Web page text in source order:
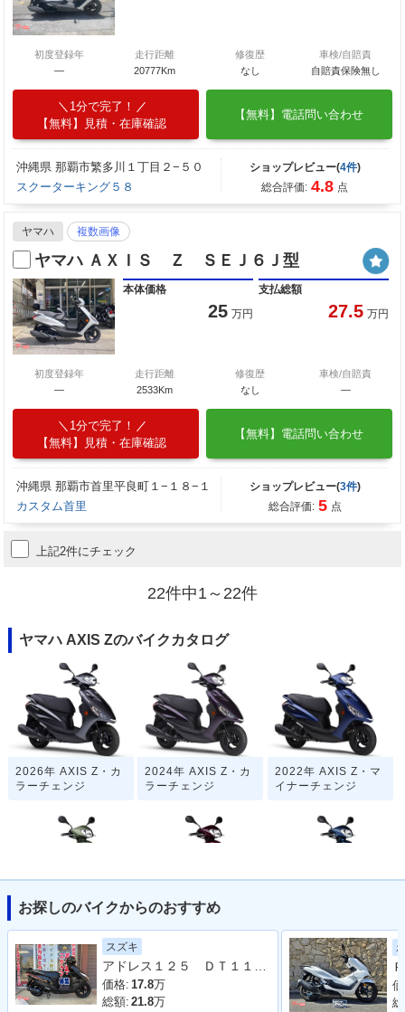
初度登録年
―
走行距離
20777Km
修復歴
なし
車検/自賠責
自賠責保険無し
1分で完了！
【無料】見積・在庫確認
【無料】電話問い合わせ
沖縄県 那覇市繁多川１丁目２−５０
スクーターキング５８
ショップレビュー(4件)
総合評価: 4.8 点
ヤマハ 複数画像
ヤマハ ＡＸＩＳ Ｚ ＳＥＪ６Ｊ型
本体価格
25 万円
支払総額
27.5 万円
初度登録年
―
走行距離
2533Km
修復歴
なし
車検/自賠責
―
1分で完了！
【無料】見積・在庫確認
【無料】電話問い合わせ
沖縄県 那覇市首里平良町１−１８−１
カスタム首里
ショップレビュー(3件)
総合評価: 5 点
上記2件にチェック
22件中1～22件
ヤマハ AXIS Zのバイクカタログ
2026年 AXIS Z・カ
ラーチェンジ
2024年 AXIS Z・カ
ラーチェンジ
2022年 AXIS Z・マ
イナーチェンジ
登場
お探しのバイクからのおすすめ
スズキ
アドレス１２５ ＤＴ１１Ａ型 ２０２０年モデル ＬＥＤヘッドライト リアキャリア マルチマウントバー
価格: 17.8万
総額: 21.8万